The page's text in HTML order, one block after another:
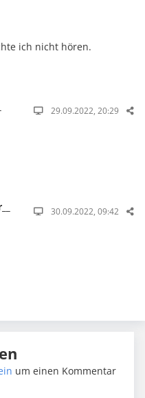
ich nicht hören.
29.09.2022, 20:29
30.09.2022, 09:42
um einen Kommentar